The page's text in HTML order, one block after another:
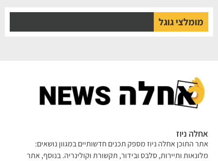
מומלצי גוגל
ניוז
התוכן אחלה ניוז מספק תכנים חדשותיים במגוון נושאים:
ותיירות, סלבס ובידור, תקשורת וקולינריה. בנוסף, אתר